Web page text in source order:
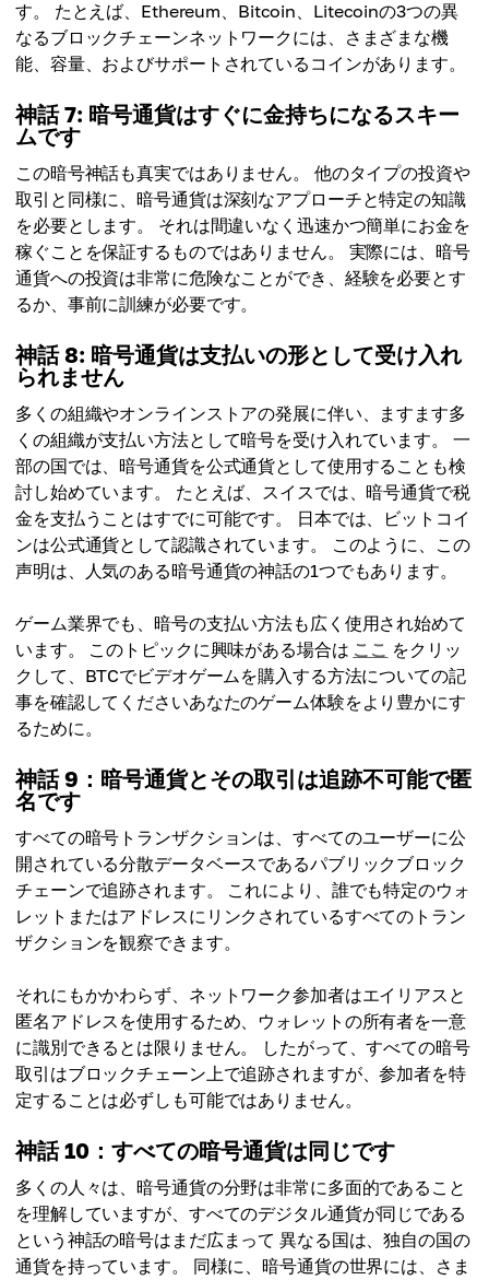
す。 たとえば、Ethereum、Bitcoin、Litecoinの3つの異
なるブロックチェーンネットワークには、さまざまな機
能、容量、およびサポートされているコインがあります。
神話 7: 暗号通貨はすぐに金持ちになるスキー
ムです
この暗号神話も真実ではありません。 他のタイプの投資や
取引と同様に、暗号通貨は深刻なアプローチと特定の知識
を必要とします。 それは間違いなく迅速かつ簡単にお金を
稼ぐことを保証するものではありません。 実際には、暗号
通貨への投資は非常に危険なことができ、経験を必要とす
るか、事前に訓練が必要です。
神話 8: 暗号通貨は支払いの形として受け入れ
られません
多くの組織やオンラインストアの発展に伴い、ますます多
くの組織が支払い方法として暗号を受け入れています。 一
部の国では、暗号通貨を公式通貨として使用することも検
討し始めています。 たとえば、スイスでは、暗号通貨で税
金を支払うことはすでに可能です。 日本では、ビットコイ
ンは公式通貨として認識されています。 このように、この
声明は、人気のある暗号通貨の神話の1つでもあります。
ゲーム業界でも、暗号の支払い方法も広く使用され始めて
います。 このトピックに興味がある場合は ここ をクリッ
クして、BTCでビデオゲームを購入する方法についての記
事を確認してくださいあなたのゲーム体験をより豊かにす
るために。
神話 9：暗号通貨とその取引は追跡不可能で匿
名です
すべての暗号トランザクションは、すべてのユーザーに公
開されている分散データベースであるパブリックブロック
チェーンで追跡されます。 これにより、誰でも特定のウォ
レットまたはアドレスにリンクされているすべてのトラン
ザクションを観察できます。
それにもかかわらず、ネットワーク参加者はエイリアスと
匿名アドレスを使用するため、ウォレットの所有者を一意
に識別できるとは限りません。 したがって、すべての暗号
取引はブロックチェーン上で追跡されますが、参加者を特
定することは必ずしも可能ではありません。
神話 10：すべての暗号通貨は同じです
多くの人々は、暗号通貨の分野は非常に多面的であること
を理解していますが、すべてのデジタル通貨が同じである
という神話の暗号はまだ広まって 異なる国は、独自の国の
通貨を持っています。 同様に、暗号通貨の世界には、さま